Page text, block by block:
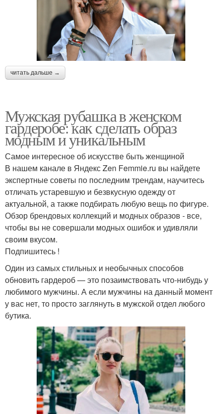
читать дальше →
Мужская рубашка в женском
гардеробе: как сделать образ
модным и уникальным
Самое интересное об искусстве быть женщиной
В нашем канале в Яндекс Zen Femmie.ru вы найдете
экспертные советы по последним трендам, научитесь
отличать устаревшую и безвкусную одежду от
актуальной, а также подбирать любую вещь по фигуре.
Обзор брендовых коллекций и модных образов - все,
чтобы вы не совершали модных ошибок и удивляли
своим вкусом.
Подпишитесь !
Один из самых стильных и необычных способов
обновить гардероб — это позаимствовать что-нибудь у
любимого мужчины. А если мужчины на данный момент
у вас нет, то просто заглянуть в мужской отдел любого
бутика.